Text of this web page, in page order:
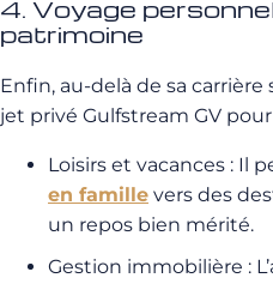
4. Voyage
patrimoine
Enfin, au-delà de sa
jet privé Gulfstream GV
Loisirs et vacances : Il
en famille vers des
un repos bien mérité.
Gestion immobilière :